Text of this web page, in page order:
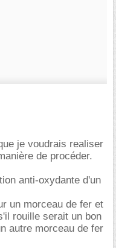
je voudrais realiser
de procéder.
anti-oxydante d'un
un morceau de fer et
rouille serait un bon
autre morceau de fer